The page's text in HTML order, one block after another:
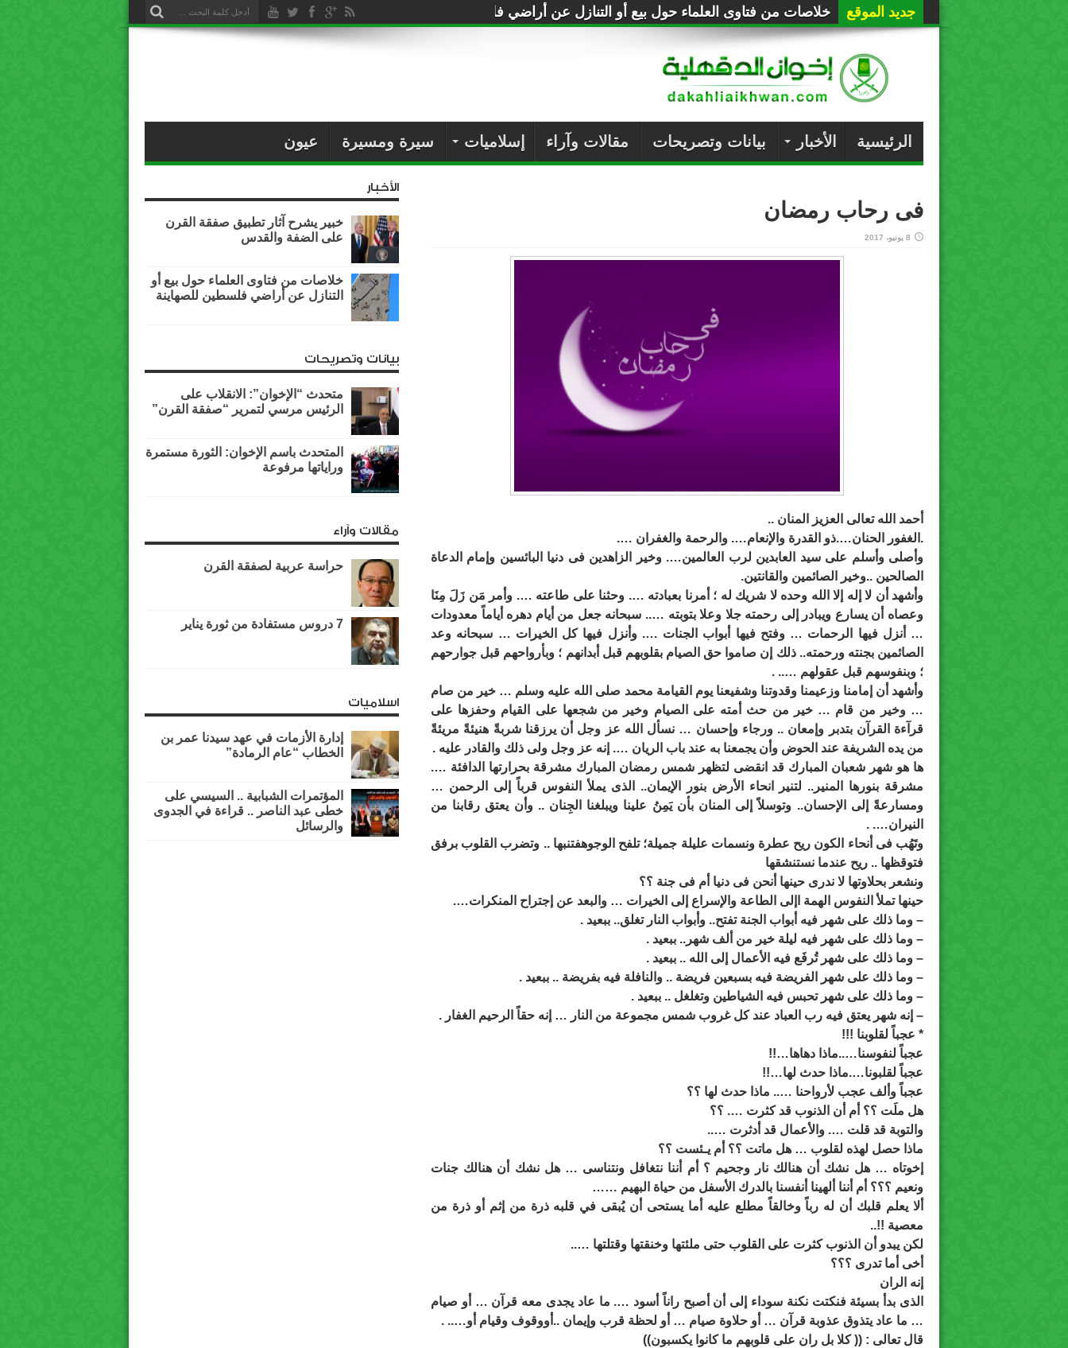
جديد الموقع خلاصات من فتاوى العلماء حول بيع أو التنازل عن أراضي فلسطين للصهاينة
الرئيسية الأخبار بيانات وتصريحات مقالات وآراء إسلاميات سيرة ومسيرة عيون
فى رحاب رمضان
8 يونيو، 2017
أحمد الله تعالى العزيز المنان ..
.الغفور الحنان….ذو القدرة والإنعام…. والرحمة والغفران ….
وأصلى وأسلم على سيد العابدين لرب العالمين…. وخير الزاهدين فى دنيا البائسين وإمام الدعاة
الصالحين ..وخير الصائمين والقانتين.
وأشهد أن لا إله إلا الله وحده لا شريك له ؛ أمرنا بعبادته …. وحثنا على طاعته …. وأمر مَن زَلَ مِنَا
وعصاه أن يسارع ويبادر إلى رحمته جلا وعلا بتوبته ….. سبحانه جعل من أيام دهره أياماً معدودات
… أنزل فيها الرحمات … وفتح فيها أبواب الجنات …. وأنزل فيها كل الخيرات … سبحانه وعد
الصائمين بجنته ورحمته.. ذلك إن صاموا حق الصيام بقلوبهم قبل أبدانهم ؛ وبأرواحهم قبل جوارحهم
؛ وبنفوسهم قبل عقولهم ….. .
وأشهد أن إمامنا وزعيمنا وقدوتنا وشفيعنا يوم القيامة محمد صلى الله عليه وسلم … خير من صام
… وخير من قام … خير من حث أمته على الصيام وخير من شجعها على القيام وحفزها على
قرآءة القرآن بتدبر وإمعان .. ورجاء وإحسان … نسأل الله عز وجل أن يرزقنا شربةً هنيئةً مريئةً
من يده الشريفة عند الحوض وأن يجمعنا به عند باب الريان …. إنه عز وجل ولى ذلك والقادر عليه .
ها هو شهر شعبان المبارك قد انقضى لتظهر شمس رمضان المبارك مشرقة بحرارتها الدافئة ….
مشرقة بنورها المنير.. لتنير انحاء الأرض بنور الإيمان.. الذى يملأ النفوس قرباً إلى الرحمن …
ومسارعةً إلى الإحسان.. وتوسلاً إلى المنان بأن يَمِنُ علينا ويبلغنا الجِنان .. وأن يعتق رقابنا من
النيران…. .
وتَهُب فى أنحاء الكون ريح عطرة ونسمات عليلة جميلة؛ تلفح الوجوهفتنبها .. وتضرب القلوب برفق
فتوقظها .. ريح عندما نستنشقها
ونشعر بحلاوتها لا ندرى حينها أنحن فى دنيا أم فى جنة ؟؟
حينها تملأ النفوس الهمة اإلى الطاعة والإسراع إلى الخيرات … والبعد عن إجتراح المنكرات….
– وما ذلك على شهر فيه أبواب الجنة تفتح.. وأبواب النار تغلق.. ببعيد .
– وما ذلك على شهر فيه ليلة خير من ألف شهر.. ببعيد .
– وما ذلك على شهر تُرفَع فيه الأعمال إلى الله .. ببعيد .
– وما ذلك على شهر الفريضة فيه بسبعين فريضة .. والنافلة فيه بفريضة .. ببعيد .
– وما ذلك على شهر تحبس فيه الشياطين وتغلغل .. ببعيد .
– إنه شهر يعتق فيه رب العباد عند كل غروب شمس مجموعة من النار … إنه حقاً الرحيم الغفار .
* عجباً لقلوبنا !!!
عجباً لنفوسنا…..ماذا دهاها…!!
عجباً لقلبونا….ماذا حدث لها…!!
عجباً وألف عجب لأرواحنا ….. ماذا حدث لها ؟؟
هل ملَت ؟؟ أم أن الذنوب قد كثرت …. ؟؟
والتوبة قد قلت …. والأعمال قد أدثرت …..
ماذا حصل لهذه لقلوب … هل ماتت ؟؟ أم يـئست ؟؟
إخوتاه … هل نشك أن هنالك نار وجحيم ؟ أم أننا نتغافل ونتناسى … هل نشك أن هنالك جنات
ونعيم ؟؟؟ أم أننا ألهينا أنفسنا بالدرك الأسفل من حياة البهيم ……
ألا يعلم قلبك أن له رباً وخالقاً مطلع عليه أما يستحى أن يُبقى في قلبه ذرة من إثم أو ذرة من
معصية !!..
لكن يبدو أن الذنوب كثرت على القلوب حتى ملئتها وخنقتها وقتلتها …..
أخى أما تدرى ؟؟؟
إنه الران
الذى بدأ بسيئة فنكتت نكنة سوداء إلى أن أصبح راناً أسود …. ما عاد يجدى معه قرآن … أو صيام
… ما عاد يتذوق عذوبة قرآن … أو حلاوة صيام … أو لحظة قرب وإيمان ..أووقوف وقيام أو….. .
قال تعالى : (( كلا بل ران على قلوبهم ما كانوا يكسبون))
الأخبار
خبير يشرح آثار تطبيق صفقة القرن
على الضفة والقدس
خلاصات من فتاوى العلماء حول بيع أو
التنازل عن أراضي فلسطين للصهاينة
بيانات وتصريحات
متحدث “الإخوان”: الانقلاب على
الرئيس مرسي لتمرير “صفقة القرن”
المتحدث باسم الإخوان: الثورة مستمرة
وراياتها مرفوعة
مقالات وآراء
حراسة عربية لصفقة القرن
7 دروس مستفادة من ثورة يناير
اسلاميات
إدارة الأزمات في عهد سيدنا عمر بن
الخطاب “عام الرمادة”
المؤتمرات الشبابية .. السيسي على
خطى عبد الناصر .. قراءة في الجدوى
والرسائل